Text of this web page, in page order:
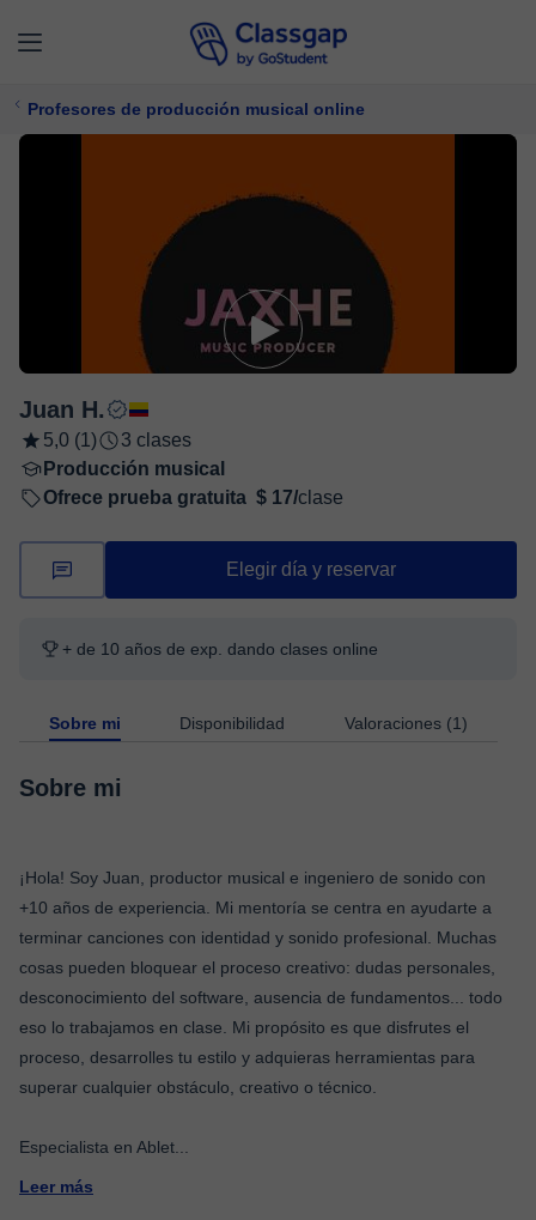
Profesores de producción musical online
Juan H.
5,0 (1)
3 clases
Producción musical
Ofrece prueba gratuita $ 17/clase
Elegir día y reservar
+ de 10 años de exp. dando clases online
Sobre mi Disponibilidad Valoraciones (1)
Sobre mi
¡Hola! Soy Juan, productor musical e ingeniero de sonido con
+10 años de experiencia. Mi mentoría se centra en ayudarte a
terminar canciones con identidad y sonido profesional. Muchas
cosas pueden bloquear el proceso creativo: dudas personales,
desconocimiento del software, ausencia de fundamentos... todo
eso lo trabajamos en clase. Mi propósito es que disfrutes el
proceso, desarrolles tu estilo y adquieras herramientas para
superar cualquier obstáculo, creativo o técnico.
Especialista en Ablet
Leer más